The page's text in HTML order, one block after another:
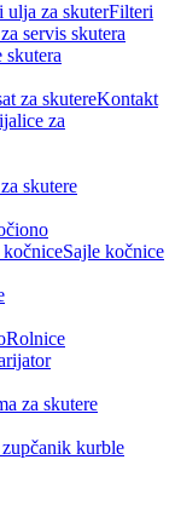
ulja za skuterFilteri
servis skutera
za skutereKontakt
za
Sajle kočnice
Rolnice
kurble